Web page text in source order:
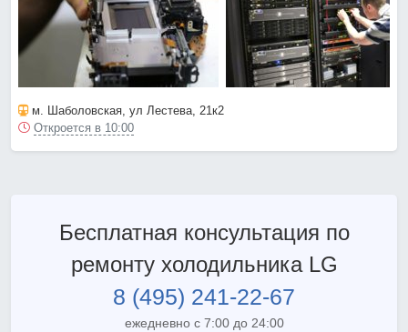
м. Шаболовская, ул Лестева, 21к2
Откроется в 10:00
Бесплатная консультация по
ремонту холодильника LG
8 (495) 241-22-67
ежедневно с 7:00 до 24:00